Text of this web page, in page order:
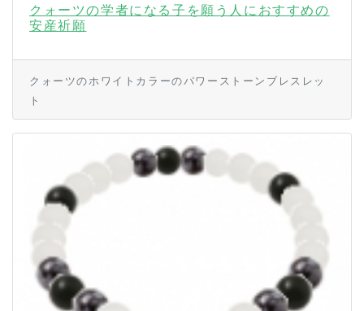
クォーツの学者になる子を願う人におすすめの
安産祈願
クォーツのホワイトカラーのパワーストーンブレスレッ
ト